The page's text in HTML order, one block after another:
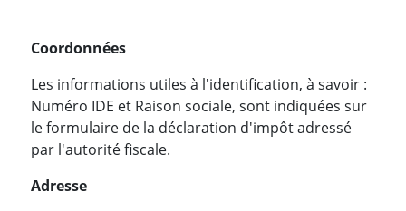
Coordonnées
Les informations utiles à l'identification, à savoir :
Numéro IDE et Raison sociale, sont indiquées sur
le formulaire de la déclaration d'impôt adressé
par l'autorité fiscale.
Adresse